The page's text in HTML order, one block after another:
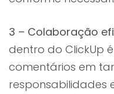
3 – Colaboração
dentro do ClickUp
comentários em
responsabilidades